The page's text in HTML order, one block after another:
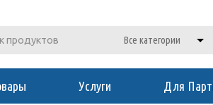
Услуги Для